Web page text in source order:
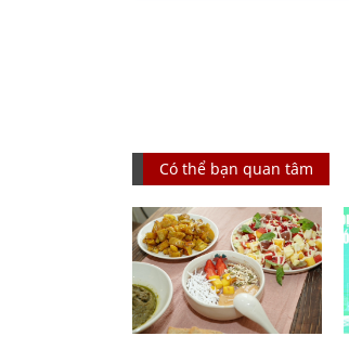
Có thể bạn quan tâm